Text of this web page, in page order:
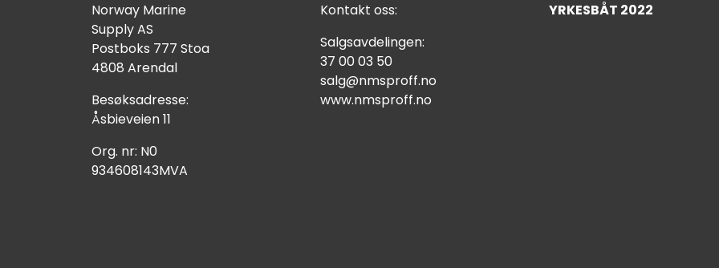
Norway Marine
Supply AS
Postboks 777 Stoa
4808 Arendal
Besøksadresse:
Åsbieveien 11
Org. nr: N0
934608143MVA
Kontakt oss:
Salgsavdelingen:
37 00 03 50
salg@nmsproff.no
www.nmsproff.no
YRKESBÅT 2022